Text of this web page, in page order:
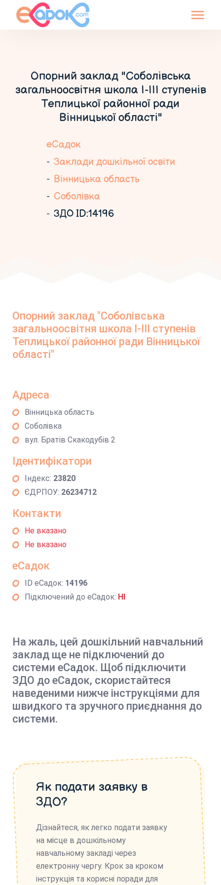
Опорний заклад "Соболівська
загальноосвітня школа І-ІІІ ступенів
Теплицької районної ради
Вінницької області"
еСадок
Заклади дошкільної освіти
Вінницька область
Соболівка
ЗДО ID:14196
Опорний заклад "Соболівська
загальноосвітня школа І-ІІІ ступенів
Теплицької районної ради Вінницької
області"
Адреса
Вінницька область
Соболівка
вул. Братів Скакодубів 2
Ідентифікатори
Індекс: 23820
ЄДРПОУ: 26234712
Контакти
Не вказано
Не вказано
еСадок
ID еСадок: 14196
Підключений до еСадок: НІ
На жаль, цей дошкільний навчальний
заклад ще не підключений до
системи еСадок. Щоб підключити
ЗДО до еСадок, скористайтеся
наведеними нижче інструкціями для
швидкого та зручного приєднання до
системи.
Як подати заявку в
ЗДО?
Дізнайтеся, як легко подати заявку
на місце в дошкільному
навчальному закладі через
електронну чергу. Крок за кроком
інструкція та корисні поради для